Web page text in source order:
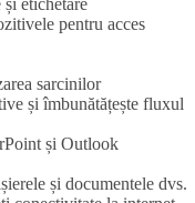
etichetare
pentru acces
sarcinilor
și îmbunătățește fluxul
și Outlook
și documentele dvs.